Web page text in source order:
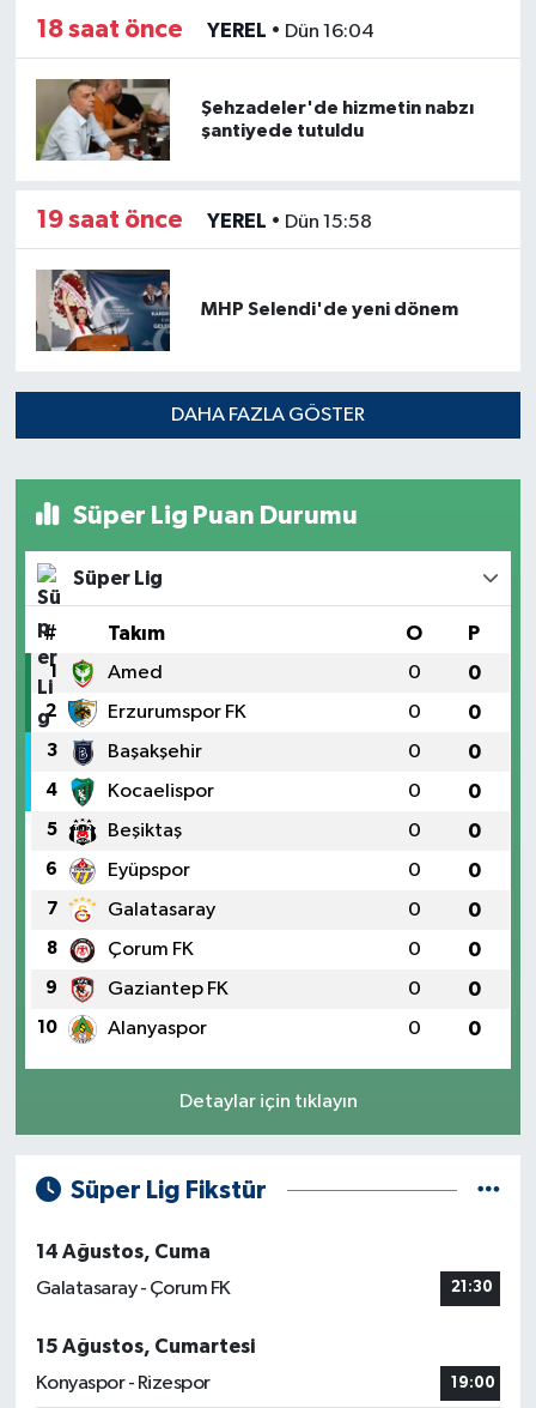
18 saat önce YEREL • Dün 16:04
Şehzadeler'de hizmetin nabzı
şantiyede tutuldu
19 saat önce YEREL • Dün 15:58
MHP Selendi'de yeni dönem
DAHA FAZLA GÖSTER
Süper Lig Puan Durumu
Süper Lig
# Takım O P
1 Amed 0 0
2 Erzurumspor FK 0 0
3 Başakşehir 0 0
4 Kocaelispor 0 0
5 Beşiktaş 0 0
6 Eyüpspor 0 0
7 Galatasaray 0 0
8 Çorum FK 0 0
9 Gaziantep FK 0 0
10 Alanyaspor 0 0
Detaylar için tıklayın
Süper Lig Fikstür
14 Ağustos, Cuma
Galatasaray - Çorum FK
21:30
15 Ağustos, Cumartesi
Konyaspor - Rizespor
19:00